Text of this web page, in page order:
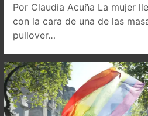
Por Claudia Acuña La mujer
con la cara de una de las
pullover…